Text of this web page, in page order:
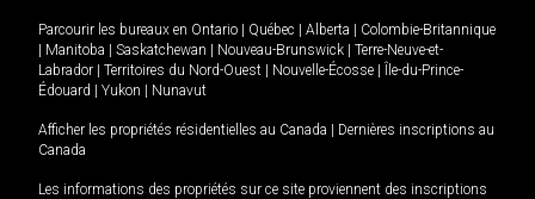
Parcourir les bureaux en Ontario Québec Alberta
Colombie-Britannique
Manitoba Saskatchewan Nouveau-Brunswick
Terre-Neuve-et-
Labrador
Territoires du Nord-Ouest Nouvelle-Écosse
Île-du-Prince-
Édouard
Yukon Nunavut
Afficher les propriétés résidentielles au Canada
Dernières inscriptions au
Canada
Les informations des propriétés sur ce site proviennent des inscriptions